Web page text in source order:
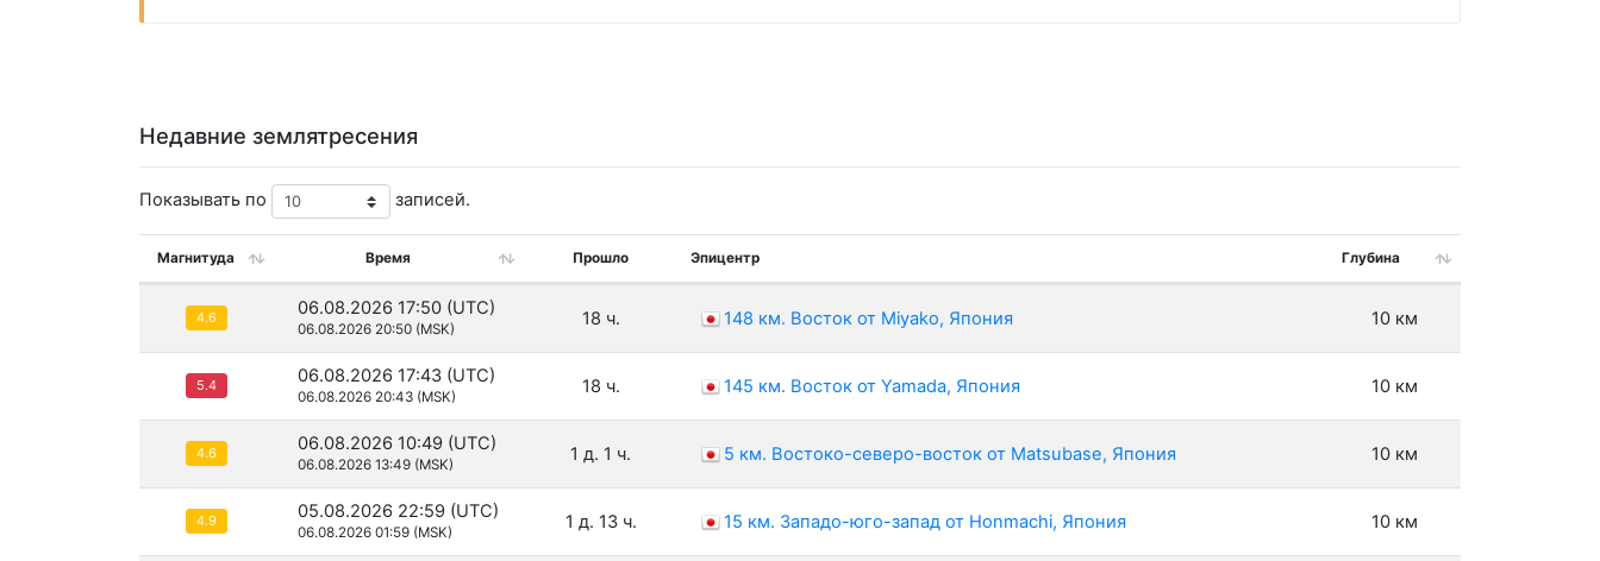
Недавние землятресения
Показывать по записей.
Магнитуда Время Прошло Эпицентр Глубина
4.6 06.08.2026 17:50 (UTC)
06.08.2026 20:50 (MSK) 18 ч. 148 км. Восток от Miyako, Япония 10 км
5.4 06.08.2026 17:43 (UTC)
06.08.2026 20:43 (MSK) 18 ч. 145 км. Восток от Yamada, Япония 10 км
4.6 06.08.2026 10:49 (UTC)
06.08.2026 13:49 (MSK) 1 д. 1 ч. 5 км. Востоко-северо-восток от Matsubase, Япония 10 км
4.9 05.08.2026 22:59 (UTC)
06.08.2026 01:59 (MSK) 1 д. 13 ч. 15 км. Западо-юго-запад от Honmachi, Япония 10 км